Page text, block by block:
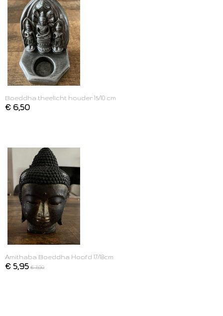
Boeddha theelicht houder 15/10 cm
€ 6,50
Amithaba Boeddha Hoofd 17/18cm
€ 5,95 € 7,00